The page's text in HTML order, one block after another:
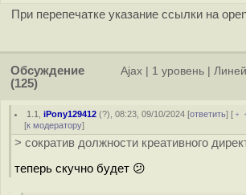
При перепечатке указание ссылки на
Обсуждение
(125)
Ajax 1 уровень
1.1 ,iPony129412 (?), 08:23, 09/10/2024 [ответить] [
[к модератору]
> сократив должности креативного
теперь скучно будет 😕